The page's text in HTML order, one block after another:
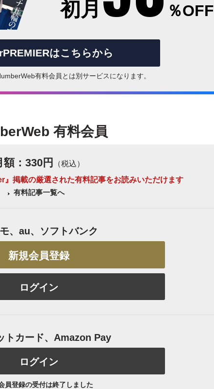
初月 ％OFF
はこちらから
有料会員とは別サービスになります。
有料会員
額：330円
（税込）
掲載の厳選された有料記事をお読みいただけます
有料記事一覧へ
モ、au、ソフトバンク
新規会員登録
ログイン
トカード、Amazon Pay
ログイン
員登録の受付は終了しました